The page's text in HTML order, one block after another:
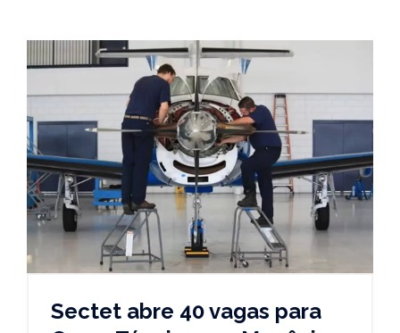
Sectet abre 40 vagas para